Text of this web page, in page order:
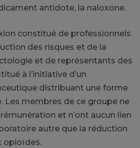
antidote, la naloxone.
constitué de professionnels
des risques et de la
et de représentants des
à l’initiative d’un
distribuant une forme
Les membres de ce groupe ne
et n’ont aucun lien
autre que la réduction
opioïdes.